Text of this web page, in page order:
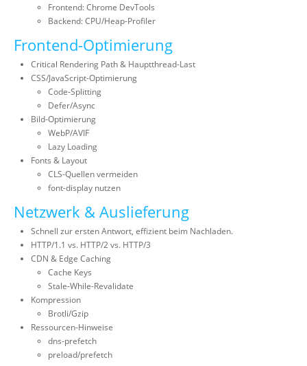
Frontend: Chrome DevTools
Backend: CPU/Heap-Profiler
Frontend-Optimierung
Critical Rendering Path & Hauptthread-Last
CSS/JavaScript-Optimierung
Code-Splitting
Defer/Async
Bild-Optimierung
WebP/AVIF
Lazy Loading
Fonts & Layout
CLS-Quellen vermeiden
font-display nutzen
Netzwerk & Auslieferung
Schnell zur ersten Antwort, effizient beim Nachladen.
HTTP/1.1 vs. HTTP/2 vs. HTTP/3
CDN & Edge Caching
Cache Keys
Stale-While-Revalidate
Kompression
Brotli/Gzip
Ressourcen-Hinweise
dns-prefetch
preload/prefetch